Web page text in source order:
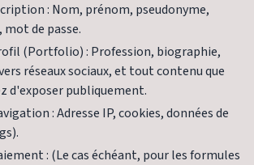
: Nom, prénom, pseudonyme,
de passe.
(Portfolio) : Profession, biographie,
réseaux sociaux, et tout contenu que
d'exposer publiquement.
: Adresse IP, cookies, données de
: (Le cas échéant, pour les formules